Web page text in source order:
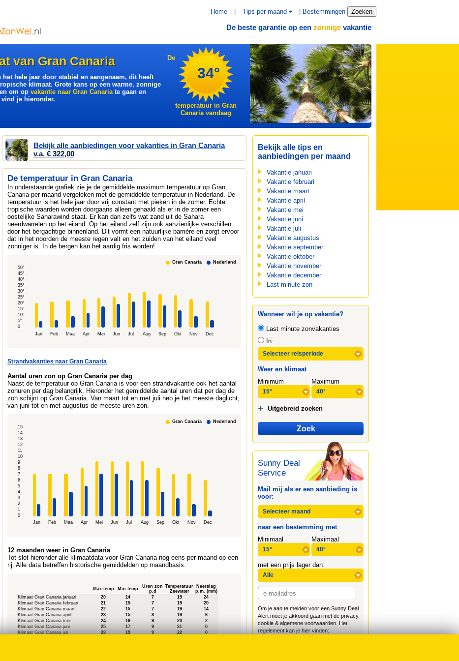
Home Tips per maand Bestemmingen Zoeken
De beste garantie op een zonnige vakantie
34°
De
temperatuur in Gran
Canaria vandaag
van Gran Canaria
het hele jaar door stabiel en aangenaam, dit heeft
klimaat. Grote kans op een warme, zonnige
om op vakantie naar Gran Canariate gaan en
je hieronder.
Bekijk alle aanbiedingen voor vakanties in Gran Canaria
v.a. € 322,00
De temperatuur in Gran Canaria
In onderstaande grafiek zie je de gemiddelde maximum temperatuur op Gran
Canaria per maand vergeleken met de gemiddelde temperatuur in Nederland. De
temperatuur is het hele jaar door vrij constant met pieken in de zomer. Echte
tropische waarden worden doorgaans alleen gehaald als er in de zomer een
oostelijke Saharawind staat. Er kan dan zelfs wat zand uit de Sahara
neerdwarrelen op het eiland. Op het eiland zelf zijn ook aanzienlijke verschillen
door het bergachtige binnenland. Dit vormt een natuurlijke barrière en zorgt ervoor
dat in het noorden de meeste regen valt en het zuiden van het eiland veel
zonniger is. In de bergen kan het aardig fris worden!
50°
45°
40°
35°
30°
25°
20°
15°
10°
5°
0
Jan
Feb Maa Apr Mei Jun Jul Aug Sep Okt Nov Dec
Gran Canaria Nederland
Strandvakanties naar Gran Canaria
Aantal uren zon op Gran Canaria per dag
Naast de temperatuur op Gran Canaria is voor een strandvakantie ook het aantal
zonuren per dag belangrijk. Hieronder het gemiddelde aantal uren dat per dag de
zon schijnt op Gran Canaria. Van maart tot en met juli heb je het meeste daglicht,
van juni tot en met augustus de meeste uren zon.
15
14
13
12
11
10
9
8
7
6
5
4
3
2
1
0
Jan
Feb Maa Apr Mei Jun Jul Aug Sep Okt Nov Dec
Gran Canaria Nederland
12 maanden weer in Gran Canaria
Tot slot hieronder alle klimaatdata voor Gran Canaria nog eens per maand op een
rij. Alle data betreffen historische gemiddelden op maandbasis.
Max temp Min temp
Uren zon
p.d
Temperatuur
Zeewater
Neerslag
p.m. (mm)
Klimaat Gran Canaria januari
20 14 7 19
24
Klimaat Gran Canaria februari
21 15 7 19
20
Klimaat Gran Canaria maart
22 15 7 19
14
Klimaat Gran Canaria april
23 15 8 19
6
Klimaat Gran Canaria mei
24 16 9 20
2
Klimaat Gran Canaria juni
25 17 9 21
0
Klimaat Gran Canaria juli
28 19 9 22
0
Bekijk alle tips en
aanbiedingen per maand
Vakantie januari
Vakantie februari
Vakantie maart
Vakantie april
Vakantie mei
Vakantie juni
Vakantie juli
Vakantie augustus
Vakantie september
Vakantie oktober
Vakantie november
Vakantie december
Last minute zon
Wanneer wil je op vakantie?
Last minute zonvakanties
In:
Weer en klimaat
Minimum
Maximum
Uitgebreid zoeken
Sunny Deal
Service
Mail mij als er een aanbieding is
voor:
naar een bestemming met
Minimaal
Maximaal
met een prijs lager dan:
Om je aan te melden voor een Sunny Deal
Alert moet je akkoord gaan met de privacy,
cookie & algemene voorwaarden. Het
regelement kan je hier vinden: